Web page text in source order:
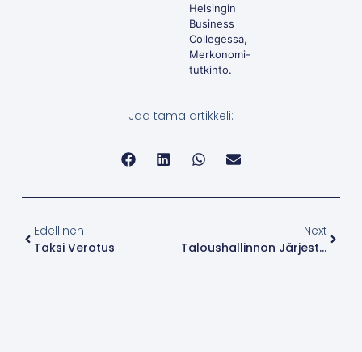
Helsingin
Business
Collegessa,
Merkonomi-
tutkinto.
Jaa tämä artikkeli:
Edellinen
Taksi Verotus
Next
Taloushallinnon Järjestelmät